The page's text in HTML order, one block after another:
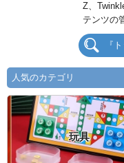
Z、
テンツの
『
人気のカテゴリ
玩具